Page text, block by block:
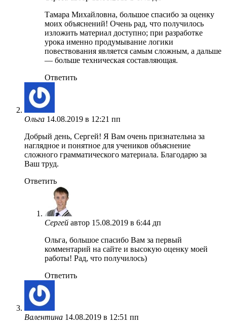
Тамара Михайловна, большое спасибо за оценку
моих объяснений! Очень рад, что получилось
изложить материал доступно; при разработке
урока именно продумывание логики
повествования является самым сложным, а дальше
— больше техническая составляющая.
Ответить
Ольга 14.08.2019 в 12:21 пп
Добрый день, Сергей! Я Вам очень признательна за
наглядное и понятное для учеников объяснение
сложного грамматического материала. Благодарю за
Ваш труд.
Ответить
Сергей автор 15.08.2019 в 6:44 дп
Ольга, большое спасибо Вам за первый
комментарий на сайте и высокую оценку моей
работы! Рад, что получилось)
Ответить
Валентина 14.08.2019 в 12:51 пп